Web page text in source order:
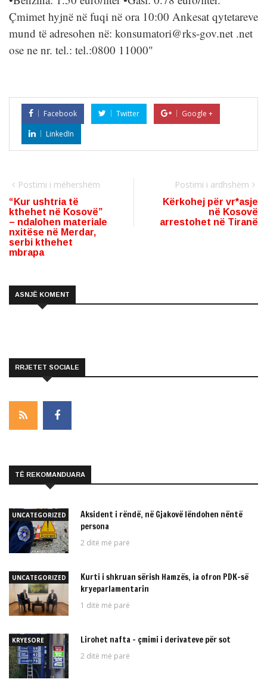
Facebook Twitter
Google +
LinkedIn
Postimi i mëhershëm
“Kur ushtria të
kthehet në Kosovë”
– ndalohen materiale
nxitëse në Merdar,
serbi kthehet
mbrapa
Postimi i ardhshëm
Kërkohej për vr*asje
në Kosovë
arrestohet në Tiranë
ASNJË KOMENT
RRJETET SOCIALE
TË REKOMANDUARA
UNCATEGORIZED
Aksident i rëndë, në Gjakovë lëndohen nëntë
persona
2 ditë më parë
UNCATEGORIZED
Kurti i shkruan sërish Hamzës, ia ofron PDK-së
kryeparlamentarin
1 ditë më parë
KRYESORE Lirohet nafta – çmimi i derivateve për sot
2 ditë më parë